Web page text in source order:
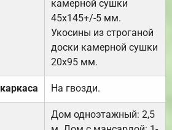
камерной сушки
45х145+/-5 мм.
Укосины из строганой
доски камерной сушки
20х95 мм.
На гвозди.
Дом одноэтажный: 2,5